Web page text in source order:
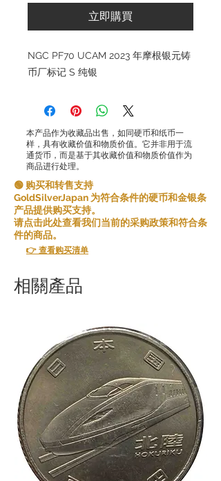
立即購買
NGC PF70 UCAM 2023 年摩根银元铸
币厂标记 S 纯银
本产品作为收藏品出售，如同硬币和纸币一
样，具有收藏价值和物质价值。它并非用于流
通货币，而是基于其收藏价值和物质价值作为
商品进行处理。
🟢 购买和转售支持
GoldSilverJapan 为符合条件的硬币和金银条
产品提供购买支持。
请点击此处查看我们当前的采购政策和符合条
件的商品。
👉 查看购买清单
相關產品